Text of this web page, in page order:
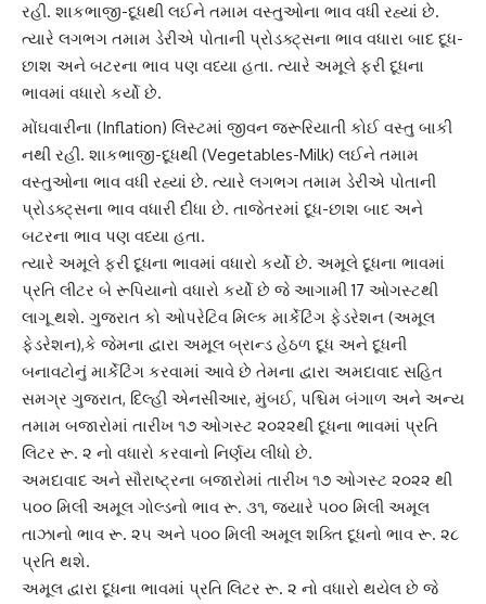
રહી. શાકભાજી-દૂધથી લઈને તમામ વસ્તુઓના ભાવ વધી રહ્યાં છે.
ત્યારે લગભગ તમામ ડેરીએ પોતાની પ્રોડક્ટ્સના ભાવ વધારા બાદ દૂધ-
છાશ અને બટરના ભાવ પણ વધ્યા હતા. ત્યારે અમૂલે ફરી દૂધના
ભાવમાં વધારો કર્યો છે.
મોંઘવારીના (Inflation) લિસ્ટમાં જીવન જરૂરિયાતી કોઈ વસ્તુ બાકી
નથી રહી. શાકભાજી-દૂધથી (Vegetables-Milk) લઈને તમામ
વસ્તુઓના ભાવ વધી રહ્યાં છે. ત્યારે લગભગ તમામ ડેરીએ પોતાની
પ્રોડક્ટ્સના ભાવ વધારી દીધા છે. તાજેતરમાં દૂધ-છાશ બાદ અને
બટરના ભાવ પણ વધ્યા હતા.
ત્યારે અમૂલે ફરી દૂધના ભાવમાં વધારો કર્યો છે. અમૂલે દૂધના ભાવમાં
પ્રતિ લીટર બે રૂપિયાનો વધારો કર્યો છે જે આગામી 17 ઓગસ્ટથી
લાગૂ થશે. ગુજરાત કો ઓપરેટિવ મિલ્ક માર્કેટિંગ ફેડરેશન (અમૂલ
ફેડરેશન),કે જેમના દ્વારા અમૂલ બ્રાન્ડ હેઠળ દૂધ અને દૂધની
બનાવટોનું માર્કેટિંગ કરવામાં આવે છે તેમના દ્વારા અમદાવાદ સહિત
સમગ્ર ગુજરાત, દિલ્હી એનસીઆર, મુંબઈ, પશ્ચિમ બંગાળ અને અન્ય
તમામ બજારોમાં તારીખ ૧૭ ઓગસ્ટ ૨૦૨૨થી દૂધના ભાવમાં પ્રતિ
લિટર રૂ. ૨ નો વધારો કરવાનો નિર્ણય લીધો છે.
અમદાવાદ અને સૌરાષ્ટ્રના બજારોમાં તારીખ ૧૭ ઓગસ્ટ ૨૦૨૨ થી
૫૦૦ મિલી અમૂલ ગોલ્ડનો ભાવ રૂ. ૩૧, જ્યારે ૫૦૦ મિલી અમૂલ
તાઝાનો ભાવ રૂ. ૨૫ અને ૫૦૦ મિલી અમૂલ શક્તિ દૂધનો ભાવ રૂ. ૨૮
પ્રતિ થશે.
અમૂલ દ્વારા દૂધના ભાવમાં પ્રતિ લિટર રૂ. ૨ નો વધારો થયેલ છે જે